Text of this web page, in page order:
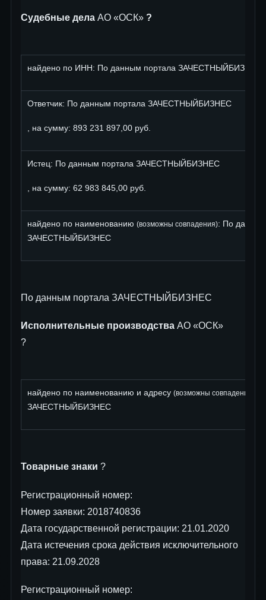
Судебные дела АО «ОСК» ?
найдено по ИНН: По данным портала ЗАЧЕСТНЫЙБИЗНЕС
Ответчик: По данным портала ЗАЧЕСТНЫЙБИЗНЕС
, на сумму: 893 231 897,00 руб.
Истец: По данным портала ЗАЧЕСТНЫЙБИЗНЕС
, на сумму: 62 983 845,00 руб.
найдено по наименованию (возможны совпадения): По
ЗАЧЕСТНЫЙБИЗНЕС
По данным портала ЗАЧЕСТНЫЙБИЗНЕС
Исполнительные производства АО «ОСК»
?
найдено по наименованию и адресу (возможны совпадения)
ЗАЧЕСТНЫЙБИЗНЕС
Товарные знаки ?
Регистрационный номер:
Номер заявки: 2018740836
Дата государственной регистрации: 21.01.2020
Дата истечения срока действия исключительного
права: 21.09.2028
Регистрационный номер: